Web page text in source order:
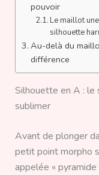
pouvoir
Le maillot
silhouette
Au-delà du
différence
Silhouette en A : le
sublimer
Avant de plonger
petit point morpho
appelée « pyramide